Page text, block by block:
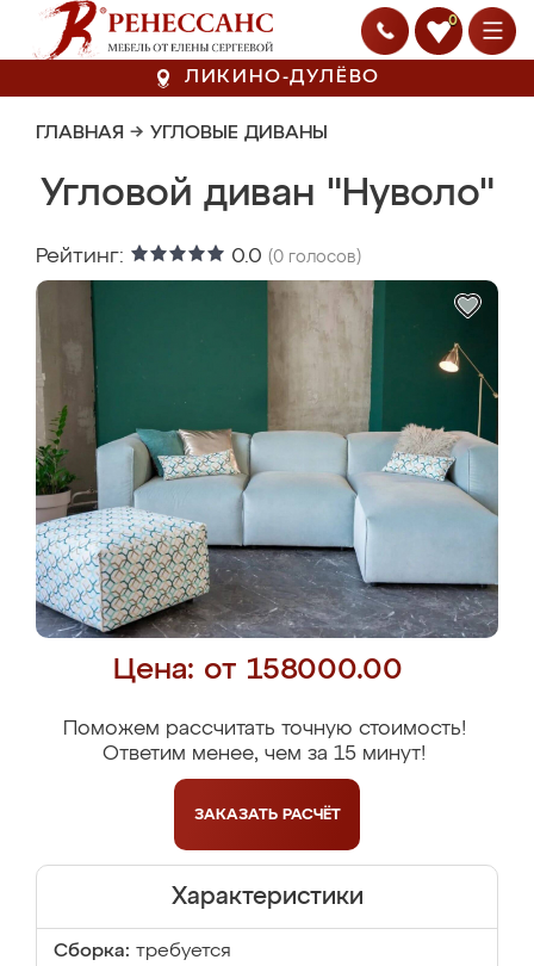
0
ЛИКИНО-ДУЛЁВО
ГЛАВНАЯ → УГЛОВЫЕ ДИВАНЫ
Угловой диван "Нуволо"
Рейтинг: 0.0 (0 голосов)
Цена: от 158000.00
Поможем рассчитать точную стоимость!
Ответим менее, чем за 15 минут!
ЗАКАЗАТЬ РАСЧЁТ
Характеристики
Сборка: требуется